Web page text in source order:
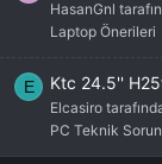
HasanGnl
Laptop Önerileri
E Ktc 24.5''
Elcasiro
PC Teknik